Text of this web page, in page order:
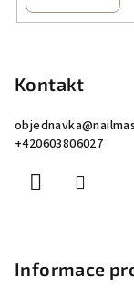
Kontakt
objednavka@
+420603806027
Informace